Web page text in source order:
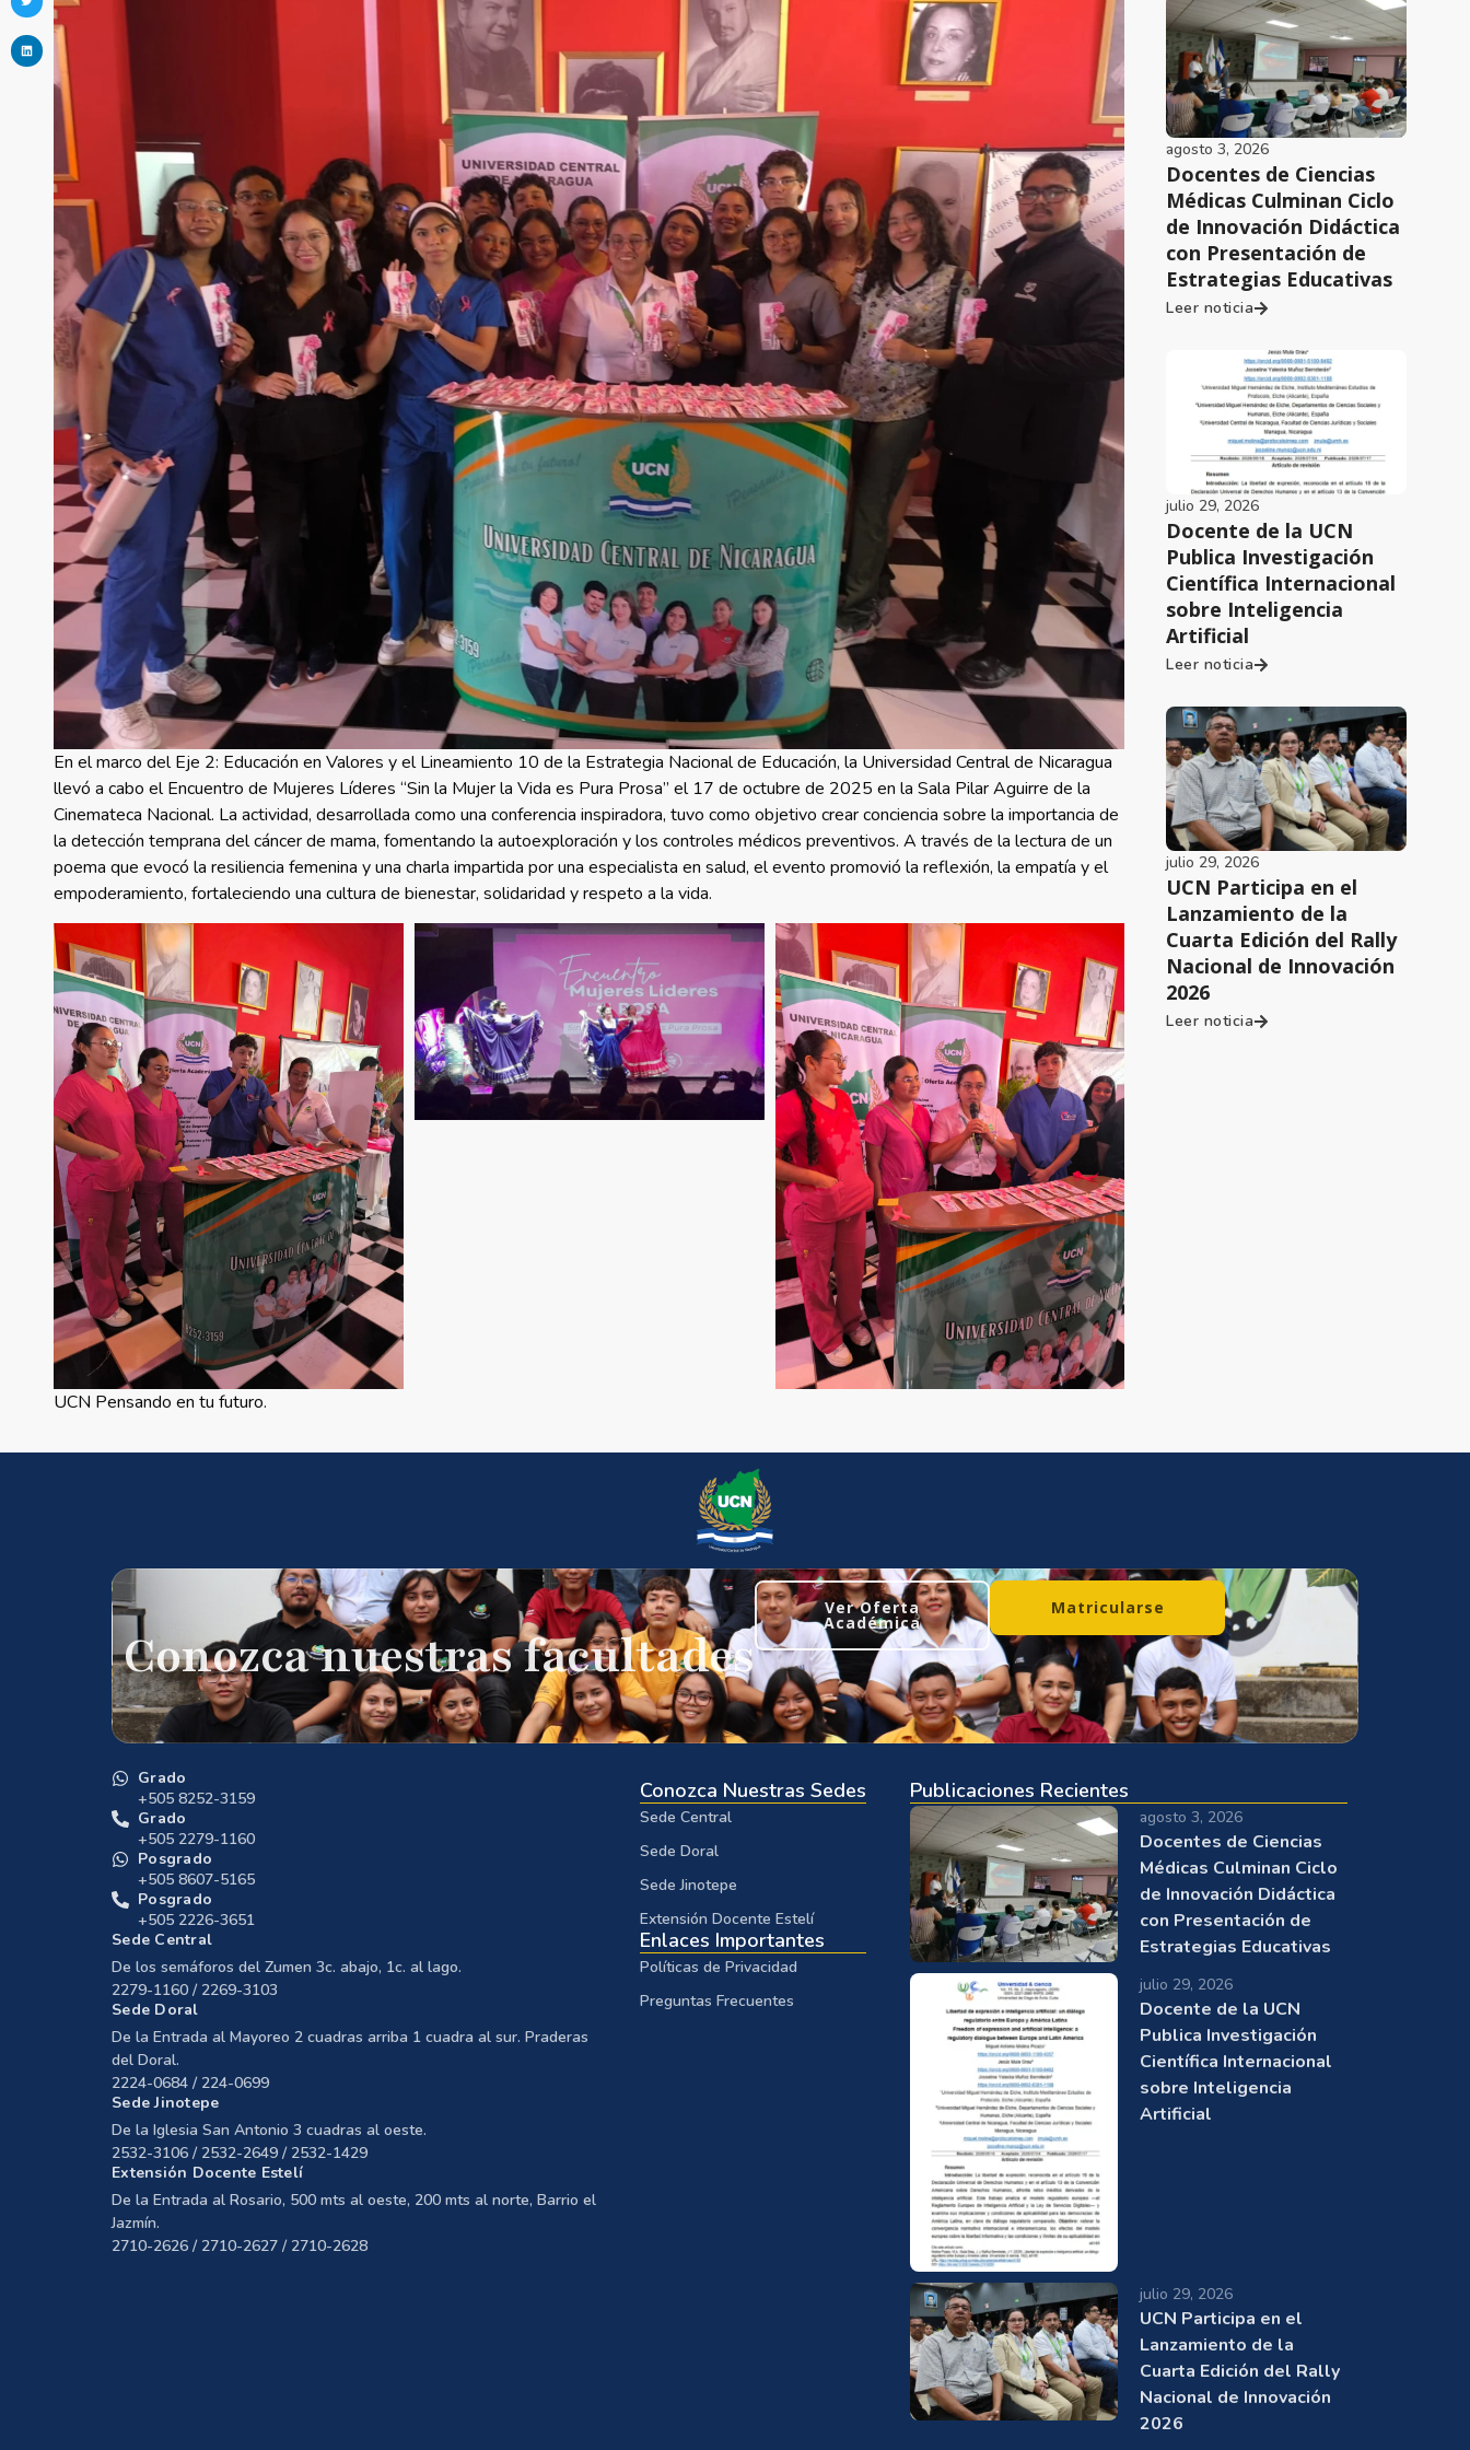
En el marco del Eje 2: Educación en Valores y el Lineamiento 10 de la Estrategia Nacional de Educación, la Universidad Central de Nicaragua
llevó a cabo el Encuentro de Mujeres Líderes “Sin la Mujer la Vida es Pura Prosa” el 17 de octubre de 2025 en la Sala Pilar Aguirre de la
Cinemateca Nacional. La actividad, desarrollada como una conferencia inspiradora, tuvo como objetivo crear conciencia sobre la importancia de
la detección temprana del cáncer de mama, fomentando la autoexploración y los controles médicos preventivos. A través de la lectura de un
poema que evocó la resiliencia femenina y una charla impartida por una especialista en salud, el evento promovió la reflexión, la empatía y el
empoderamiento, fortaleciendo una cultura de bienestar, solidaridad y respeto a la vida.
UCN Pensando en tu futuro.
agosto 3, 2026
Docentes de Ciencias
Médicas Culminan Ciclo
de Innovación Didáctica
con Presentación de
Estrategias Educativas
Leer noticia
julio 29, 2026
Docente de la UCN
Publica Investigación
Científica Internacional
sobre Inteligencia
Artificial
Leer noticia
julio 29, 2026
UCN Participa en el
Lanzamiento de la
Cuarta Edición del Rally
Nacional de Innovación
2026
Leer noticia
Conozca nuestras facultades
Ver Oferta
Académica
Matricularse
Grado
+505 8252-3159
Grado
+505 2279-1160
Posgrado
+505 8607-5165
Posgrado
+505 2226-3651
Sede Central
De los semáforos del Zumen 3c. abajo, 1c. al lago.
2279-1160 / 2269-3103
Sede Doral
De la Entrada al Mayoreo 2 cuadras arriba 1 cuadra al sur. Praderas
del Doral.
2224-0684 / 224-0699
Sede Jinotepe
De la Iglesia San Antonio 3 cuadras al oeste.
2532-3106 / 2532-2649 / 2532-1429
Extensión Docente Estelí
De la Entrada al Rosario, 500 mts al oeste, 200 mts al norte, Barrio el
Jazmín.
2710-2626 / 2710-2627 / 2710-2628
Conozca Nuestras Sedes
Sede Central
Sede Doral
Sede Jinotepe
Extensión Docente Estelí
Enlaces Importantes
Políticas de Privacidad
Preguntas Frecuentes
Publicaciones Recientes
agosto 3, 2026
Docentes de Ciencias
Médicas Culminan Ciclo
de Innovación Didáctica
con Presentación de
Estrategias Educativas
julio 29, 2026
Docente de la UCN
Publica Investigación
Científica Internacional
sobre Inteligencia
Artificial
julio 29, 2026
UCN Participa en el
Lanzamiento de la
Cuarta Edición del Rally
Nacional de Innovación
2026